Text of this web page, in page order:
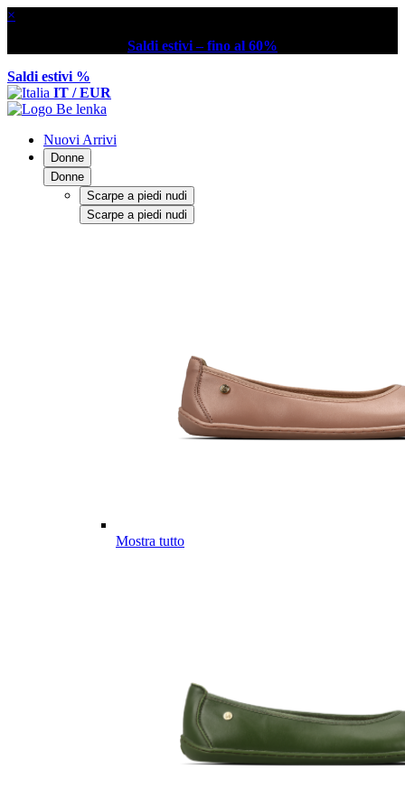
×
Saldi estivi – fino al 60%
Saldi estivi %
IT / EUR
Nuovi Arrivi
Donne
Donne
Scarpe a piedi nudi
Scarpe a piedi nudi
Mostra tutto